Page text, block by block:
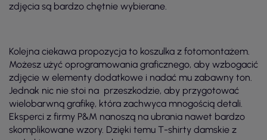
zdjęcia są bardzo chętnie wybierane.
Kolejna ciekawa propozycja to koszulka z fotomontażem.
Możesz użyć oprogramowania graficznego, aby wzbogacić
zdjęcie w elementy dodatkowe i nadać mu zabawny ton.
Jednak nic nie stoi na przeszkodzie, aby przygotować
wielobarwną grafikę, która zachwyca mnogością detali.
Eksperci z firmy P&M nanoszą na ubrania nawet bardzo
skomplikowane wzory. Dzięki temu T-shirty damskie z